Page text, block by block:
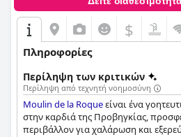
$
Πληροφορίες
Περίληψη των κριτικών
Περίληψη από τεχνητή νοημοσύνη
Moulin de la Roqueείναι ένα
στην καρδιά της Προβηγκίας,
περιβάλλον για χαλάρωση και